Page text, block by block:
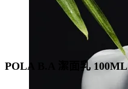
POLA B.A 潔面乳 100ML